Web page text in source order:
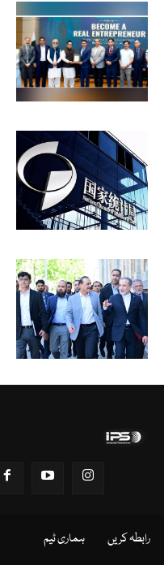
رابطہ کریں ہماری ٹیم